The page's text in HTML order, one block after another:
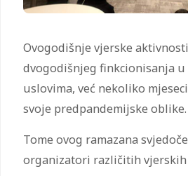
Ovogodišnje vjerske
dvogodišnjeg finkcionisanja u
uslovima, već nekoliko
svoje predpandemijske oblike.
Tome ovog ramazana
organizatori različitih vjerskih